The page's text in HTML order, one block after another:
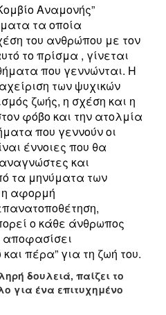
Αναμονής”
τα οποία
του ανθρώπου με τον
το πρίσμα , γίνεται
που γεννώνται. Η
των ψυχικών
ζωής, η σχέση και η
φόβο και την ατολμία
που γεννούν οι
έννοιες που θα
και
τα μηνύματα των
η αφορμή
ο κάθε άνθρωπος
αποφασίσει
πέρα” για τη ζωή του.
δουλειά, παίζει το
για ένα επιτυχημένο